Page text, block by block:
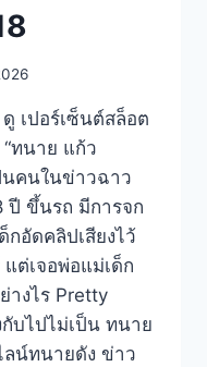
เปอร์เซ็นต์สล็อต
ทนาย แก้ว
นคนในข่าวฉาว
ปี ขึ้นรถ มีการจก
กอัดคลิปเสียงไว้
แต่เจอพ่อแม่เด็ก
งไร Pretty
บไปไม่เป็น ทนาย
ลน์ทนายดัง ข่าว